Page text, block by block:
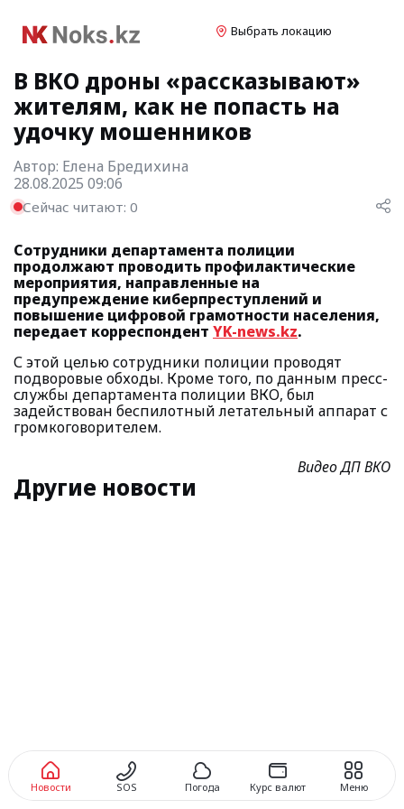
Выбрать локацию
В ВКО дроны «рассказывают»
жителям, как не попасть на
удочку мошенников
Автор: Елена Бредихина
28.08.2025 09:06
Сейчас читают: 0
Сотрудники департамента полиции
продолжают проводить профилактические
мероприятия, направленные на
предупреждение киберпреступлений и
повышение цифровой грамотности населения,
передает корреспондент YK-news.kz.
С этой целью сотрудники полиции проводят
подворовые обходы. Кроме того, по данным пресс-
службы департамента полиции ВКО, был
задействован беспилотный летательный аппарат с
громкоговорителем.
Видео ДП ВКО
Другие новости
Новости SOS Погода Курс валют Меню